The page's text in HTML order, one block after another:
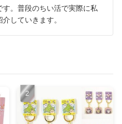
。普段のちい活で実際に私
していきます。